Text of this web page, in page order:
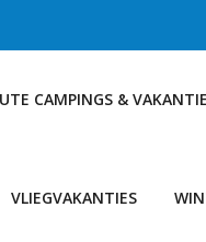
CAMPINGS &
VLIEGVAKANTIES